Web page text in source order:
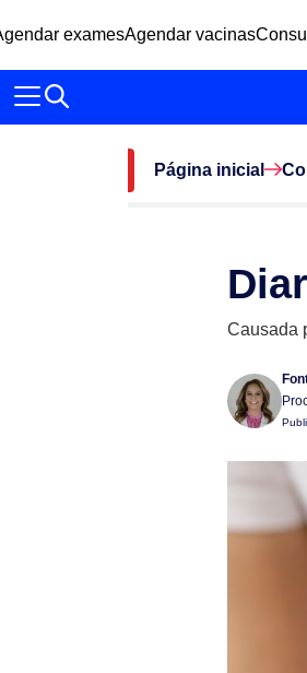
examesAgendar vacinas
Página inicial
Causada